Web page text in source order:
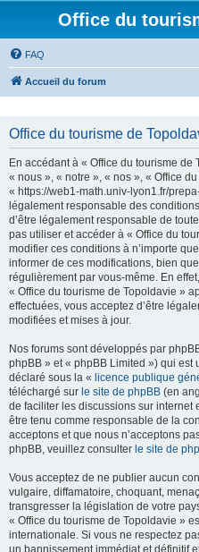
Office du
FAQ
Accueil du forum
Office du tourisme de
En accédant à « Office du tourisme
« nous », « notre », « nos », « Office
« https://web1-math.univ-lyon1.fr/
légalement responsable des
d’être légalement responsable de
pas utiliser et accéder à « Office du
modifier ces conditions à n’importe
informer de ces modifications, bien
régulièrement par vous-même. En
« Office du tourisme de Topoldavie »
effectuées, vous acceptez d’être
modifiées et mises à jour.
Nos forums sont développés par
phpBB » et « phpBB Limited ») qui
déclaré sous la « licence publique
téléchargé sur le site de phpBB (en
de faciliter les discussions sur internet
être tenu comme responsable de la
acceptons et que nous n’acceptons
phpBB, veuillez consulter le site de
Vous acceptez de ne publier aucun
vulgaire, diffamatoire, choquant,
transgresser la législation de votre
« Office du tourisme de Topoldavie »
internationale. Si vous ne respectez
un bannissement immédiat et définitif